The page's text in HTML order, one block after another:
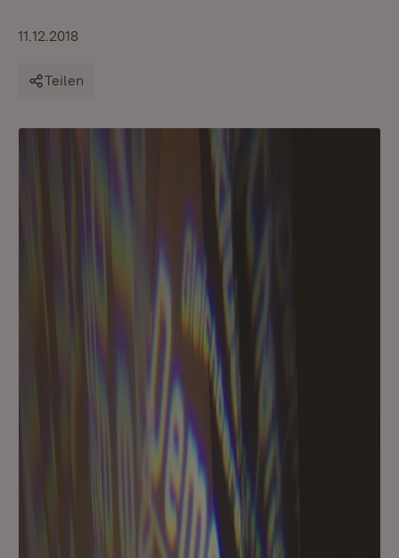
11.12.2018
Teilen